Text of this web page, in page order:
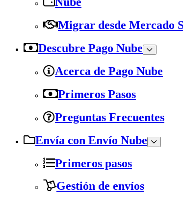
Migrar desde Mercado
Descubre Pago Nube
Acerca de Pago Nube
Primeros Pasos
Preguntas Frecuentes
Envía con Envío Nube
Primeros pasos
Gestión de envíos